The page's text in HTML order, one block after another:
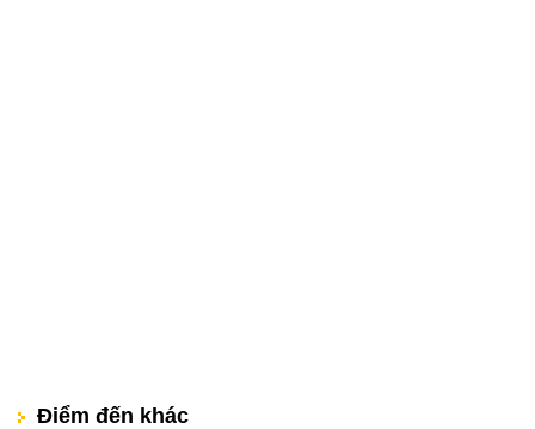
Điểm đến khác